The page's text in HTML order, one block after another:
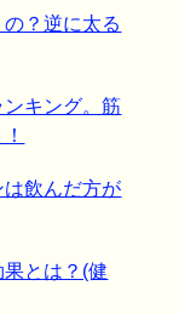
？逆に太る
キング。筋
飲んだ方が
とは？(健